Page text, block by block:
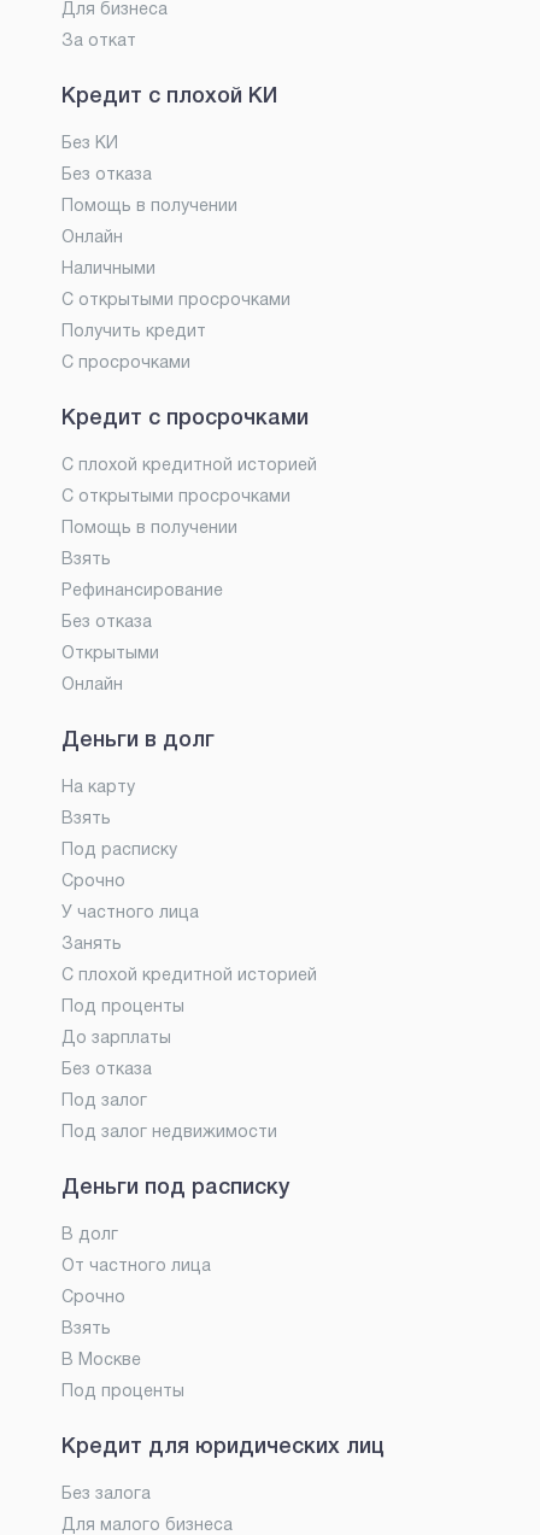
Для бизнеса
За откат
Кредит с плохой КИ
Без КИ
Без отказа
Помощь в получении
Онлайн
Наличными
С открытыми просрочками
Получить кредит
С просрочками
Кредит с просрочками
С плохой кредитной историей
С открытыми просрочками
Помощь в получении
Взять
Рефинансирование
Без отказа
Открытыми
Онлайн
Деньги в долг
На карту
Взять
Под расписку
Срочно
У частного лица
Занять
С плохой кредитной историей
Под проценты
До зарплаты
Без отказа
Под залог
Под залог недвижимости
Деньги под расписку
В долг
От частного лица
Срочно
Взять
В Москве
Под проценты
Кредит для юридических лиц
Без залога
Для малого бизнеса